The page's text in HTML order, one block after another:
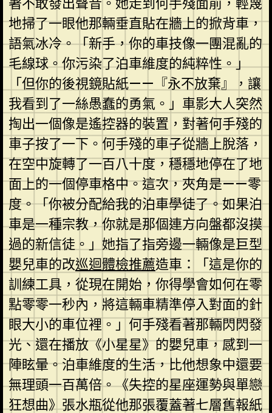
地掃了一眼他那輛垂直貼在牆上的掀背車，
語氣冰冷。「新手，你的車技像一團混亂的
毛線球。你污染了泊車維度的純粹性。」
「但你的後視鏡貼紙——『永不放棄』，讓
我看到了一絲愚蠢的勇氣。」車影大人突然
掏出一個像是遙控器的裝置，對著何手殘的
車子按了一下。何手殘的車子從牆上脫落，
在空中旋轉了一百八十度，穩穩地停在了地
面上的一個停車格中。這次，夾角是——零
度。「你被分配給我的泊車學徒了。如果泊
車是一種宗教，你就是那個連方向盤都沒摸
過的新信徒。」她指了指旁邊一輛像是巨型
嬰兒車的改巡迴體檢推薦造車：「這是你的
訓練工具，從現在開始，你得學會如何在零
點零零一秒內，將這輛車精準停入對面的針
眼大小的車位裡。」何手殘看著那輛閃閃發
光、還在播放《小星星》的嬰兒車，感到一
陣眩暈。泊車維度的生活，比他想象中還要
無理頭一百萬倍。《失控的星座運勢與單戀
狂想曲》張水瓶從他那張覆蓋著七層舊報紙